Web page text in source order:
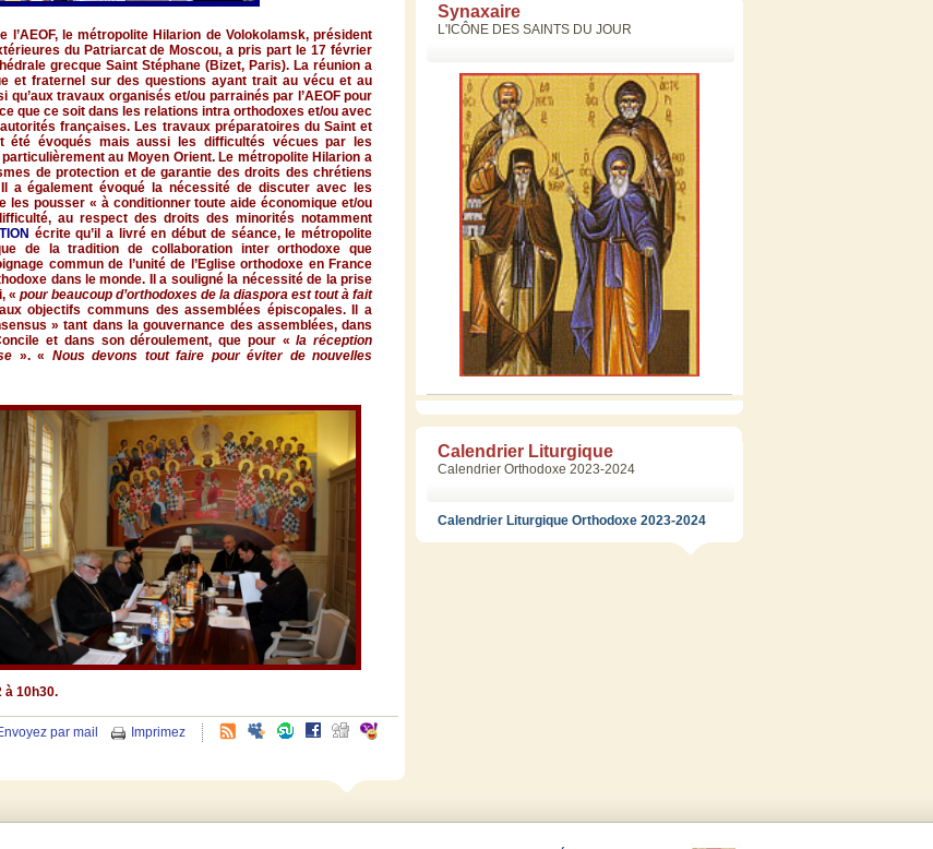
l’AEOF, lemétropolite Hilarion de Volokolamsk,président
du PatriarcatdeMoscou, apris part le 17février
grecque Saint Stéphane (Bizet, Paris). La réunion a
et fraternel sur des questions ayant trait au vécu et au
qu’aux travaux organisés et/ou parrainés par l’AEOFpour
que ce soit dans les relations intra orthodoxes et/ou avec
autorités françaises. Les travaux préparatoires du Saint et
été évoqués mais aussi les difficultés vécues par les
particulièrementau MoyenOrient. Le métropolite Hilarion a
de protection et degarantie desdroits deschrétiens
aégalement évoqué lanécessité dediscuter avec les
les pousser« à conditionner toute aideéconomique et/ou
, au respect des droits des minorités notamment
écrite qu’il a livréen débutde séance, lemétropolite
de la tradition de collaboration interorthodoxe que
communde l’unitéde l’Eglise orthodoxe en France
dans lemonde. Il a soulignéla nécessitéde la prise
« pourbeaucoup d’orthodoxes de la diaspora esttoutà fait
objectifs communs desassemblées épiscopales. Il a
»tant dans lagouvernance des assemblées,dans
et dans sondéroulement, que pour «la réception
». « Nous devons tout faire pour éviterde nouvelles
à 10h30.
Imprimez
par mail
Synaxaire
L'ICÔNE DES SAINTS DU JOUR
Calendrier Liturgique
Calendrier Orthodoxe 2023-2024
Calendrier Liturgique Orthodoxe 2023-2024